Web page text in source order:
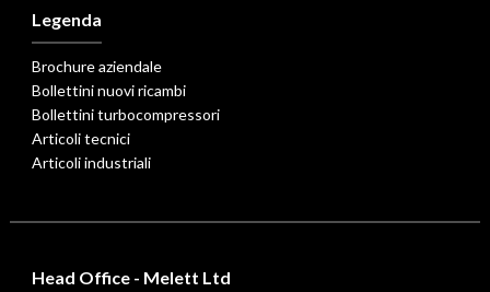
Legenda
Brochure aziendale
Bollettini nuovi ricambi
Bollettini turbocompressori
Articoli tecnici
Articoli industriali
Head Office - Melett Ltd